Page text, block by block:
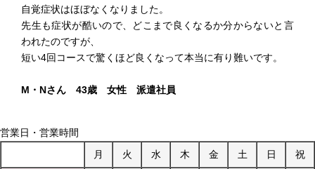
自覚症状はほぼなくなりました。
先生も症状が酷いので、どこまで良くなるか分からないと言
われたのですが、
短い4回コースで驚くほど良くなって本当に有り難いです。
M・Nさん 43歳 女性 派遣社員
営業日・営業時間
月
火 水 木 金 土 日 祝